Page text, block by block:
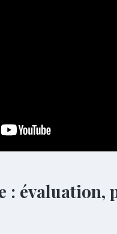
: évaluation,